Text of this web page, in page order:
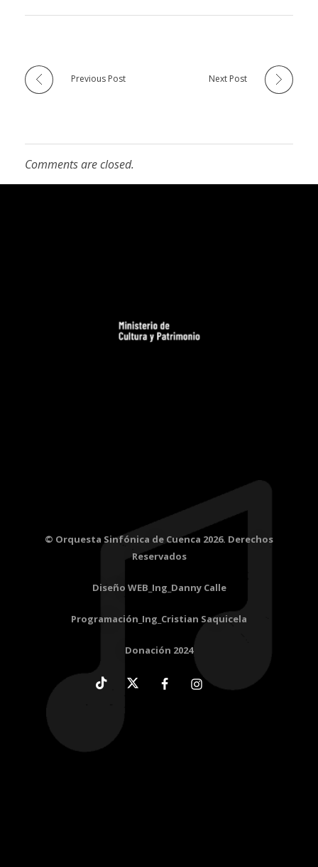
Previous Post Next Post
Comments are closed.
© Orquesta Sinfónica de Cuenca 2026. Derechos
Reservados
Diseño WEB_Ing_Danny Calle
Programación_Ing_Cristian Saquicela
Donación 2024